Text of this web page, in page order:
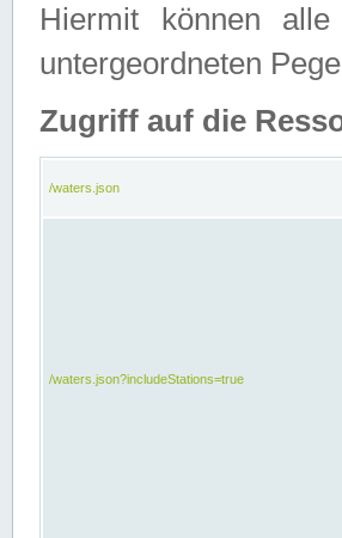
Hiermit können
untergeordneten
Zugriff auf die
/waters.json
/waters.json?includeStations=true